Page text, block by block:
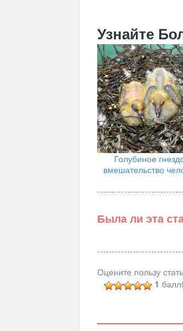
Узнайте
Голубиное
вмешательство
Была ли эта
Оцените пользу
1